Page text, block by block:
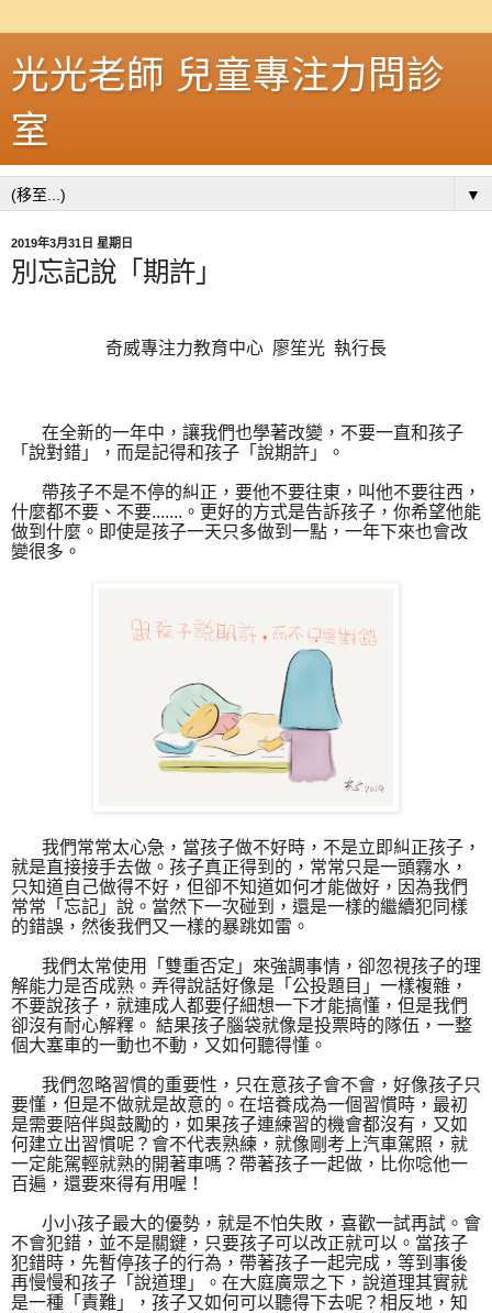
光光老師 兒童專注力問診
室
▼
2019年3月31日 星期日
別忘記說「期許」
奇威專注力教育中心 廖笙光 執行長
在全新的一年中，讓我們也學著改變，不要一直和孩子
「說對錯」，而是記得和孩子「說期許」。
帶孩子不是不停的糾正，要他不要往東，叫他不要往西，
什麼都不要、不要....... 。更好的方式是告訴孩子，你希望他能
做到什麼。即使是孩子一天只多做到一點，一年下來也會改
變很多。
我們常常太心急，當孩子做不好時，不是立即糾正孩子，
就是直接接手去做。孩子真正得到的，常常只是一頭霧水，
只知道自己做得不好，但卻不知道如何才能做好，因為我們
常常「忘記」說。當然下一次碰到，還是一樣的繼續犯同樣
的錯誤，然後我們又一樣的暴跳如雷。
我們太常使用「雙重否定」來強調事情，卻忽視孩子的理
解能力是否成熟。弄得說話好像是「公投題目」一樣複雜，
不要說孩子，就連成人都要仔細想一下才能搞懂，但是我們
卻沒有耐心解釋。 結果孩子腦袋就像是投票時的隊伍，一整
個大塞車的一動也不動，又如何聽得懂。
我們忽略習慣的重要性，只在意孩子會不會，好像孩子只
要懂，但是不做就是故意的。在培養成為一個習慣時，最初
是需要陪伴與鼓勵的，如果孩子連練習的機會都沒有，又如
何建立出習慣呢？會不代表熟練，就像剛考上汽車駕照，就
一定能駕輕就熟的開著車嗎？帶著孩子一起做，比你唸他一
百遍，還要來得有用喔！
小小孩子最大的優勢，就是不怕失敗，喜歡一試再試。會
不會犯錯，並不是關鍵，只要孩子可以改正就可以。當孩子
犯錯時，先暫停孩子的行為，帶著孩子一起完成，等到事後
再慢慢和孩子「說道理」。在大庭廣眾之下，說道理其實就
是一種「責難」，孩子又如何可以聽得下去呢？相反地，知